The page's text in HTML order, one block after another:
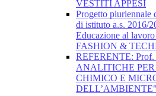
VESTITI APPESI
Progetto pluriennale
di istituto a.s. 2016/
Educazione al
FASHION &
REFERENTE:
ANALITICHE
CHIMICO E
DELL’AMBIENTE"